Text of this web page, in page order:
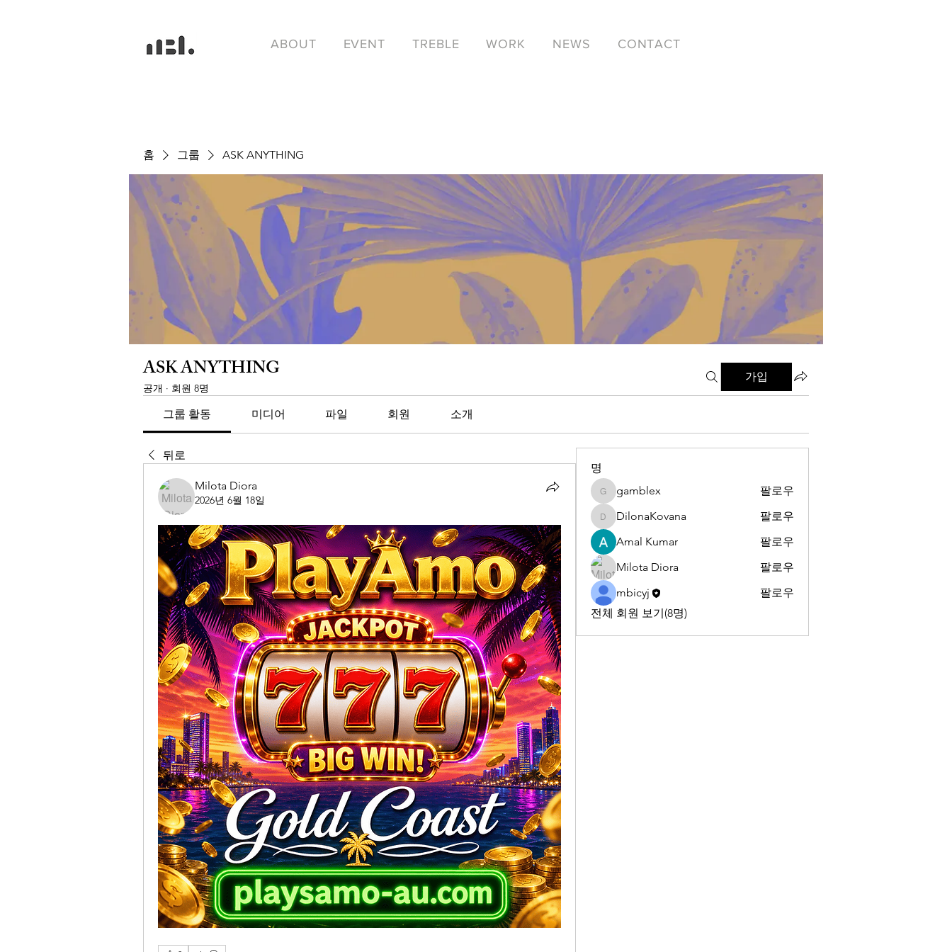
ABOUT EVENT TREBLE WORK NEWS CONTACT
홈 그룹 ASK ANYTHING
ASK ANYTHING
공개 · 회원 8명
가입
그룹 활동 미디어 파일 회원 소개
뒤로
Milota Diora
2026년 6월 18일
명
gamblex
gamblex 팔로우
DilonaKovana
DilonaKovana
팔로우
Amal Kumar
팔로우
Milota Diora
팔로우
mbicyj
팔로우
전체 회원 보기(8명)